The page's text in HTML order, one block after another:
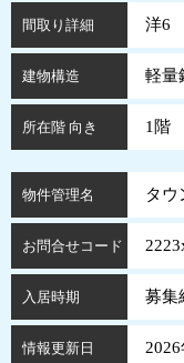
間取り詳細 洋6
建物構造 軽
所在階 向き 1階
物件管理名 タウ
お問合せコード
入居時期 募集
情報更新日